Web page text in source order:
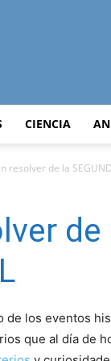
CIENCIA
resolver de la
de
de los eventos
que al día de